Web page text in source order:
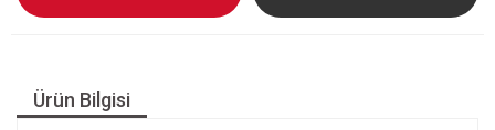
Ürün Bilgisi